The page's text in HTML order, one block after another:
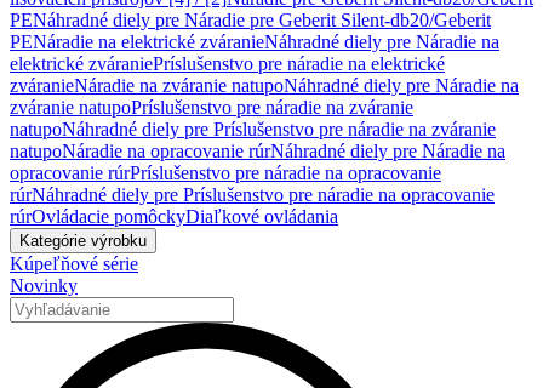
PENáhradné diely pre Náradie pre Geberit Silent-db20/Geberit
PENáradie na elektrické zváranieNáhradné diely pre Náradie na
elektrické zváraniePríslušenstvo pre náradie na elektrické
zváranieNáradie na zváranie natupoNáhradné diely pre Náradie na
zváranie natupoPríslušenstvo pre náradie na zváranie
natupoNáhradné diely pre Príslušenstvo pre náradie na zváranie
natupoNáradie na opracovanie rúrNáhradné diely pre Náradie na
opracovanie rúrPríslušenstvo pre náradie na opracovanie
rúrNáhradné diely pre Príslušenstvo pre náradie na opracovanie
rúrOvládacie pomôckyDiaľkové ovládania
Kategórie výrobku
Kúpeľňové série
Novinky